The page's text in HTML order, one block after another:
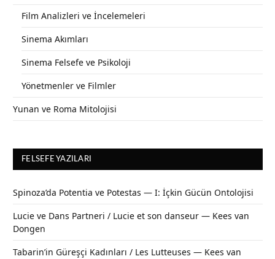
Film Analizleri ve İncelemeleri
Sinema Akımları
Sinema Felsefe ve Psikoloji
Yönetmenler ve Filmler
Yunan ve Roma Mitolojisi
FELSEFE YAZILARI
Spinoza’da Potentia ve Potestas — I: İçkin Gücün Ontolojisi
Lucie ve Dans Partneri / Lucie et son danseur — Kees van
Dongen
Tabarin’in Güreşçi Kadınları / Les Lutteuses — Kees van